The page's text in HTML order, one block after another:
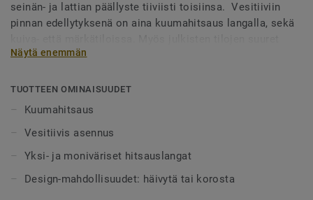
seinän- ja lattian päällyste tiiviisti toisiinsa. Vesitiiviin
pinnan edellytyksenä on aina kuumahitsaus langalla, sekä
alueet tulee aina lankahitsata. Hitsatut saumat myös
rakoihin. Hitsauslankoja on saatavilla yksi- tai
monivärisenä, joko häivyttämään saumakohdat tai
Näytä enemmän
TUOTTEEN OMINAISUUDET
Kuumahitsaus
Vesitiivis asennus
Yksi- ja moniväriset hitsauslangat
Design-mahdollisuudet: häivytä tai korosta